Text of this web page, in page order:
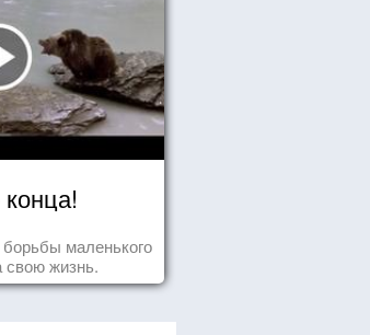
маленького
свою жизнь.